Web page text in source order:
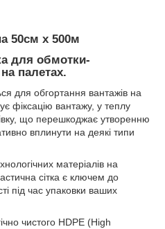
50см х 500м
для обмотки-
палетах.
для обгортання вантажів на
фіксацію вантажу, у теплу
що перешкоджає утворенню
вплинути на деякі типи
матеріалів на
сітка є ключем до
під час упаковки ваших
чистого HDPE (High